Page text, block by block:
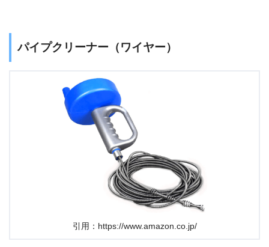
パイプクリーナー（ワイヤー）
引用：https://www.amazon.co.jp/